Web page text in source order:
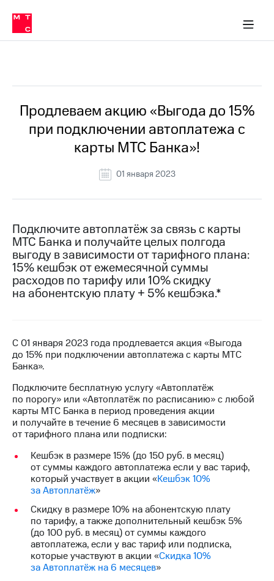
связь
Сервисы и подписки
30% на связь
кабинеты
Мобильная
и
Спутниковое
ТВ
Перенести
в МТС
Тарифы
Услуги
группа
карту
Оформить
eSIM
карта
для
иностранцев
чистый
номер
Выбрать
красивый
номер
в МТС
Услуги
Роуминг
Скачать
МТС
Акции
Скидка 30%
на связь
и МТС
Супер
оплате
с карты
МТС
Деньги
Выберите
и подключите
ТВ
с выгодным
тарифом
Интернет,
ТВ и телефон
для дома
Продлеваем акцию «Выгода до 15%
при подключении автоплатежа с
карты МТС Банка»!
01 января 2023
Подключите автоплатёж за связь с карты
МТС Банка и получайте целых полгода
выгоду в зависимости от тарифного плана:
15% кешбэк от ежемесячной суммы
расходов по тарифу или 10% скидку
на абонентскую плату + 5% кешбэка.*
С 01 января 2023 года продлевается акция «Выгода
до 15% при подключении автоплатежа с карты МТС
Банка».
Подключите бесплатную услугу «Автоплатёж
по порогу» или «Автоплатёж по расписанию» с любой
карты МТС Банка в период проведения акции
и получайте в течение 6 месяцев в зависимости
от тарифного плана или подписки:
Кешбэк в размере 15% (до 150 руб. в месяц)
от суммы каждого автоплатежа если у вас тариф,
который участвует в акции «Кешбэк 10%
за Автоплатёж»
Скидку в размере 10% на абонентскую плату
по тарифу, а также дополнительный кешбэк 5%
(до 100 руб. в месяц) от суммы каждого
автоплатежа, если у вас тариф или подписка,
которые участвуют в акции «Скидка 10%
за Автоплатёж на 6 месяцев»